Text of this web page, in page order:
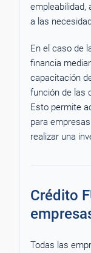
empleabilidad,
a las
En el caso de
financia
capacitación
función de las
Esto permite
para
realizar una
Crédito
Todas las